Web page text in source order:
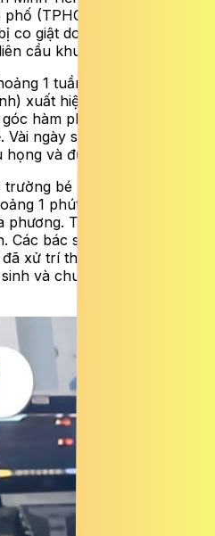
(TPHCM) cho biết, bệnh
co giật do biến chứng của
cầu khuẩn.
1 tuần, bệnh nhi N. P. D.
xuất hiện tình trạng sốt,
hàm phải. Gia đình đã tự
ngày sau, trẻ giảm sưng
và được đi học lại.
bé bỗng nhiên đau
1 phút sau đó tỉnh lại và
Tại đây, bệnh nhi
Các bác sĩ chẩn đoán bệnh
xử trí thở oxy, thuốc
và chuyển Bệnh viện Nhi